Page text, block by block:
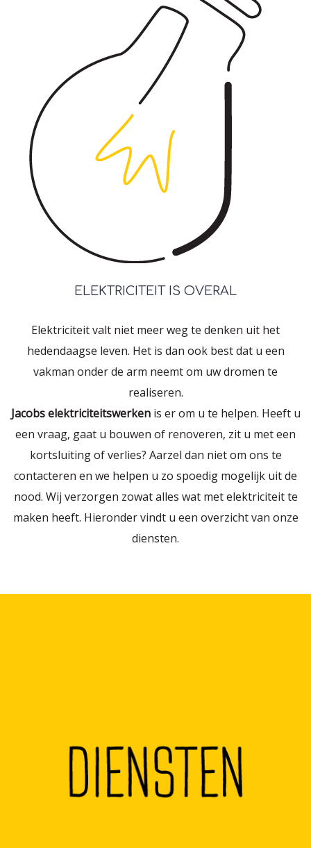
ELEKTRICITEIT IS OVERAL
Elektriciteit valt niet meer weg te denken uit het
hedendaagse leven. Het is dan ook best dat u een
vakman onder de arm neemt om uw dromen te
realiseren.
Jacobs elektriciteitswerkenis er om u te helpen. Heeft u
een vraag, gaat u bouwen of renoveren, zit u met een
kortsluiting of verlies? Aarzel dan niet om ons te
contacteren en we helpen u zo spoedig mogelijk uit de
nood. Wij verzorgen zowat alles wat met elektriciteit te
maken heeft. Hieronder vindt u een overzicht van onze
diensten.